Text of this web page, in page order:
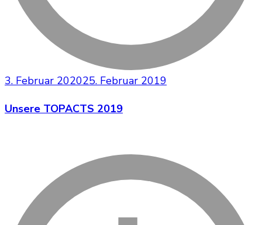
3. Februar 202025. Februar 2019
Unsere TOPACTS 2019